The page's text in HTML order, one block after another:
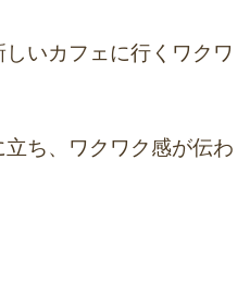
いカフェに行くワクワ
ち、ワクワク感が伝わ